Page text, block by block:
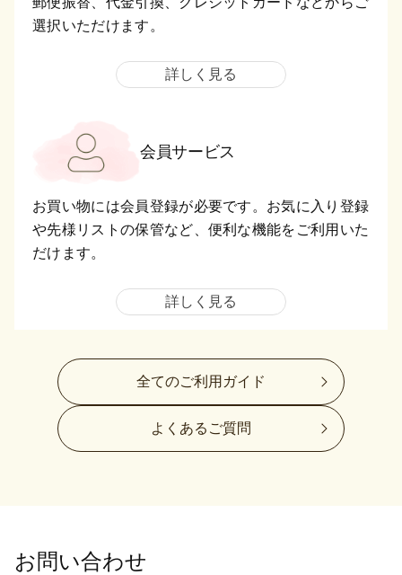
選択いただけます。
詳しく見る
会員サービス
お買い物には会員登録が必要です。お気に入り登録
や先様リストの保管など、便利な機能をご利用いた
だけます。
詳しく見る
全てのご利用ガイド
よくあるご質問
お問い合わせ